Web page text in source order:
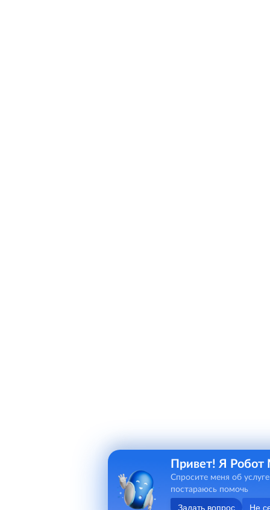
Привет! Я Робот
Спросите меня об
постараюсь помочь
Задать вопрос Не